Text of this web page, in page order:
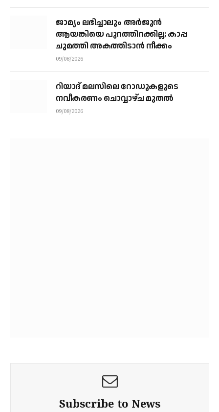
ജാമ്യം ലഭിച്ചാലും അര്‍ജുന്‍
ആയങ്കിയെ പുറത്തിറക്കില്ല; കാപ്പ
ചുമത്തി അകത്തിടാന്‍ നീക്കം
09/08/2026
റിയാദ് മലസിലെ റോഡുകളുടെ
നവീകരണം ചൊവ്വാഴ്ച മുതല്‍
09/08/2026
Subscribe to News